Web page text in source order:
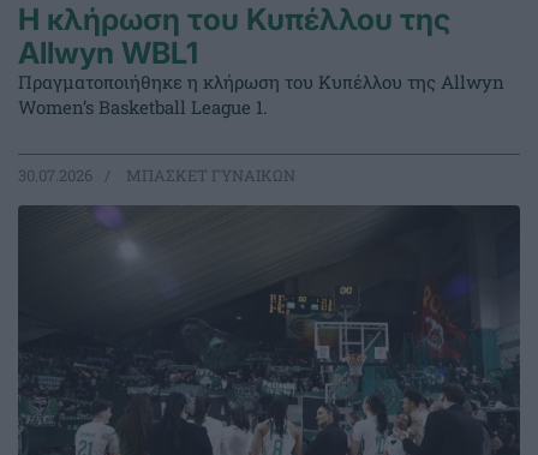
Η κλήρωση του Κυπέλλου της
Allwyn WBL1
Πραγματοποιήθηκε η κλήρωση του Κυπέλλου της Allwyn
Women’s Basketball League 1.
30.07.2026 ΜΠΑΣΚΕΤ ΓΥΝΑΙΚΩΝ